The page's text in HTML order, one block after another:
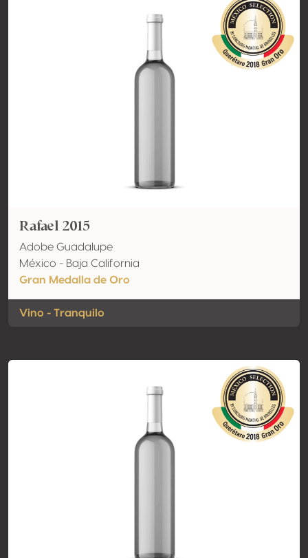
Rafael 2015
Adobe Guadalupe
México - Baja California
Gran Medalla de Oro
Vino - Tranquilo